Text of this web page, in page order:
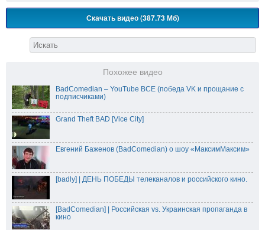
Скачать видео (387.73 Мб)
Похожее видео
BadComedian – YouTube ВСЕ (победа VK и прощание с
подписчиками)
Grand Theft BAD [Vice City]
Евгений Баженов (BadComedian) о шоу «МаксимМаксим»
[badly] | ДЕНЬ ПОБЕДЫ телеканалов и российского кино.
[BadComedian] | Российская vs. Украинская пропаганда в
кино